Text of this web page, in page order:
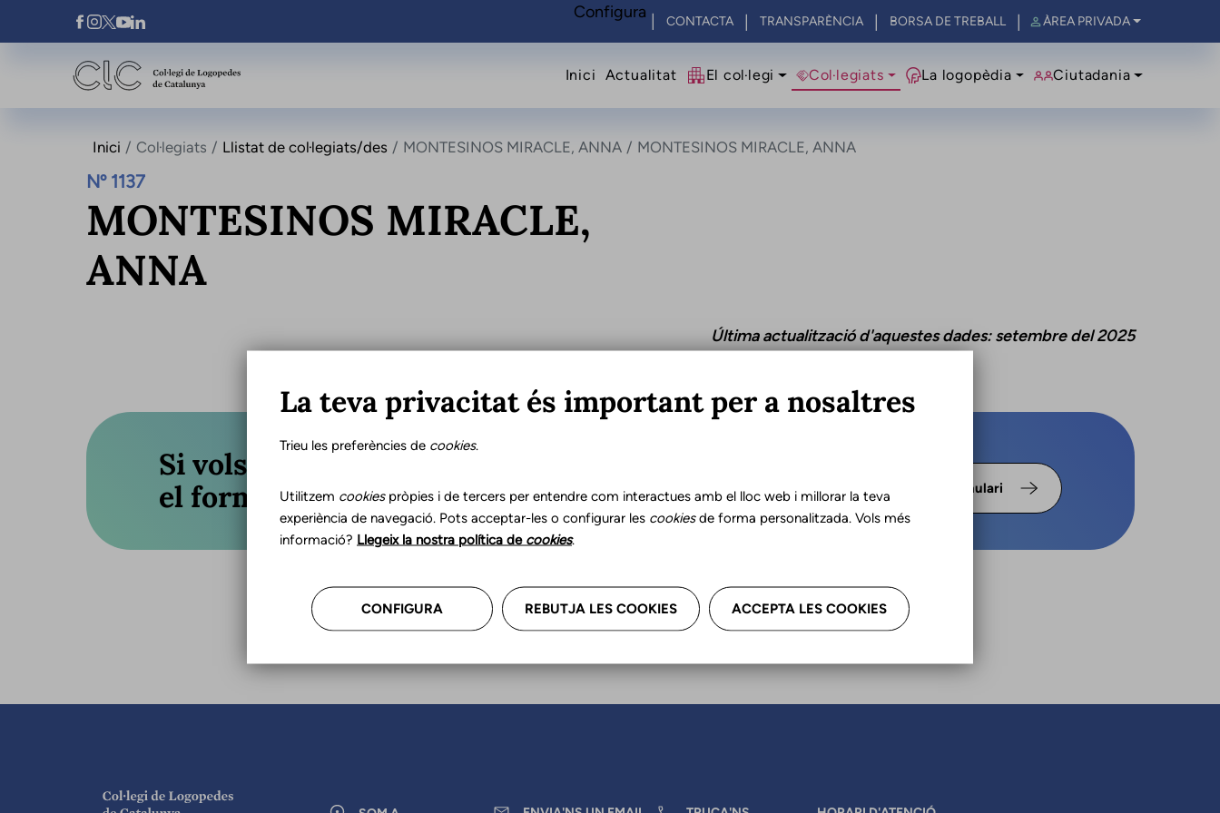
Vés al contingut
Xarxes Socials CONTACTA TRANSPARÈNCIA BORSA DE TREBALL ÀREA PRIVADA
Navegació principal
Inici Actualitat El col·legi Col·legiats La logopèdia Ciutadania
Inici Col·legiats Llistat de col·legiats/des MONTESINOS MIRACLE, ANNA MONTESINOS MIRACLE, ANNA
Nº 1137
MONTESINOS MIRACLE,
ANNA
Última actualització d'aquestes dades: setembre del 2025
Si vols actualitzar les teves dades professionals omple
el formulari o truca'ns.
Formulari
Configura
La teva privacitat és important per a nosaltres
Trieu les preferències de cookies.
Utilitzem cookiespròpies i de tercers per entendre com interactues amb el lloc web i millorar la teva
experiència de navegació. Pots acceptar-les o configurar les cookiesde forma personalitzada. Vols més
informació? Llegeix la nostra política de cookies.
CONFIGURA REBUTJA LES COOKIES ACCEPTA LES COOKIES